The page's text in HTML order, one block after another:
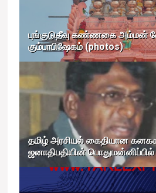
புங்குடுதீவு கண்ணகை அம்மன்
கும்பாபிஷேகம் (photos)
தமிழ் அரசியல் கைதியான
ஜனாதிபதியின்